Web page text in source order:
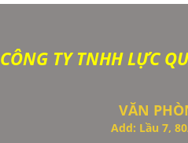
CÔNG TY TNHH LỰC
VĂN
Add: Lầu 7,